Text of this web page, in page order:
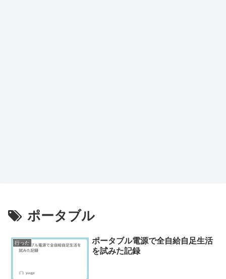
ポータブル
行った
ポータブル電源で全自給自足生活
を試みた記録